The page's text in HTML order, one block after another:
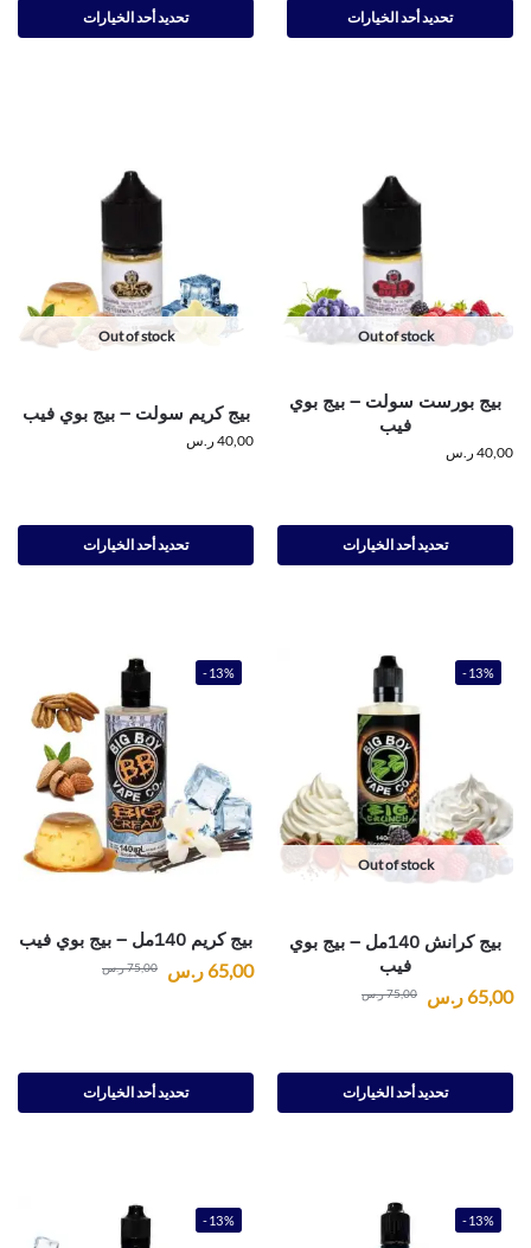
تحديد أحد الخيارات تحديد أحد الخيارات
Out of stock
بيج بورست سولت – بيج بوي
فيب
40,00 ر.س
تحديد أحد الخيارات
Out of stock
بيج كريم سولت – بيج بوي فيب
40,00 ر.س
تحديد أحد الخيارات
-13%
Out of stock
بيج كرانش 140مل – بيج بوي
فيب
75,00ر.س 65,00 ر.س
تحديد أحد الخيارات
-13%
بيج كريم 140مل – بيج بوي فيب
75,00ر.س 65,00 ر.س
تحديد أحد الخيارات
-13%
-13%